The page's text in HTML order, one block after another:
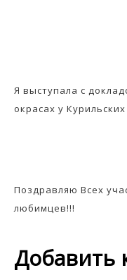
Я выступала с
окрасах у
Поздравляю Всех
любимцев!!!
Добавить